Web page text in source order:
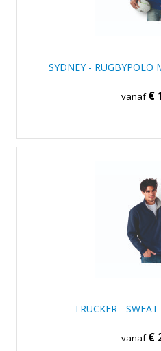
SYDNEY - RUGBYPOLO
vanaf€
TRUCKER -
vanaf€